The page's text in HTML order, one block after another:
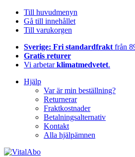
Till huvudmenyn
Gå till innehållet
Till varukorgen
Sverige: Fri standardfrakt från
Gratis returer
Vi arbetarklimatmedvetet.
Hjälp
Var är min beställning?
Returnerar
Fraktkostnader
Betalningsalternativ
Kontakt
Alla hjälpämnen